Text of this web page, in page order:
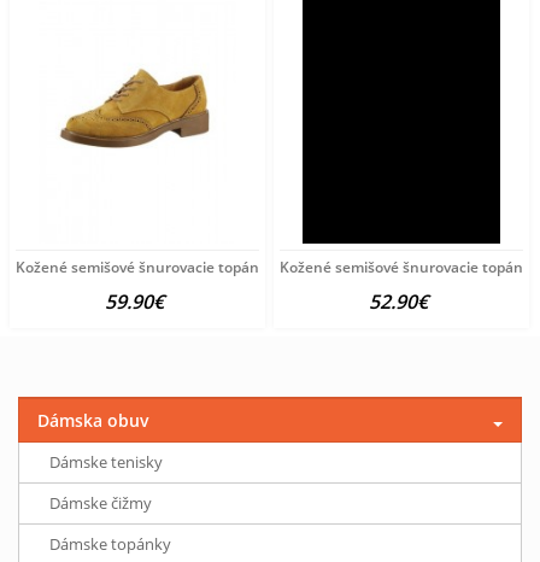
Kožené semišové šnurovacie topánky Andrea Conti, žlté
59.90€
Kožené semišové šnurovacie
52.90€
Dámska obuv
Dámske tenisky
Dámske čižmy
Dámske topánky